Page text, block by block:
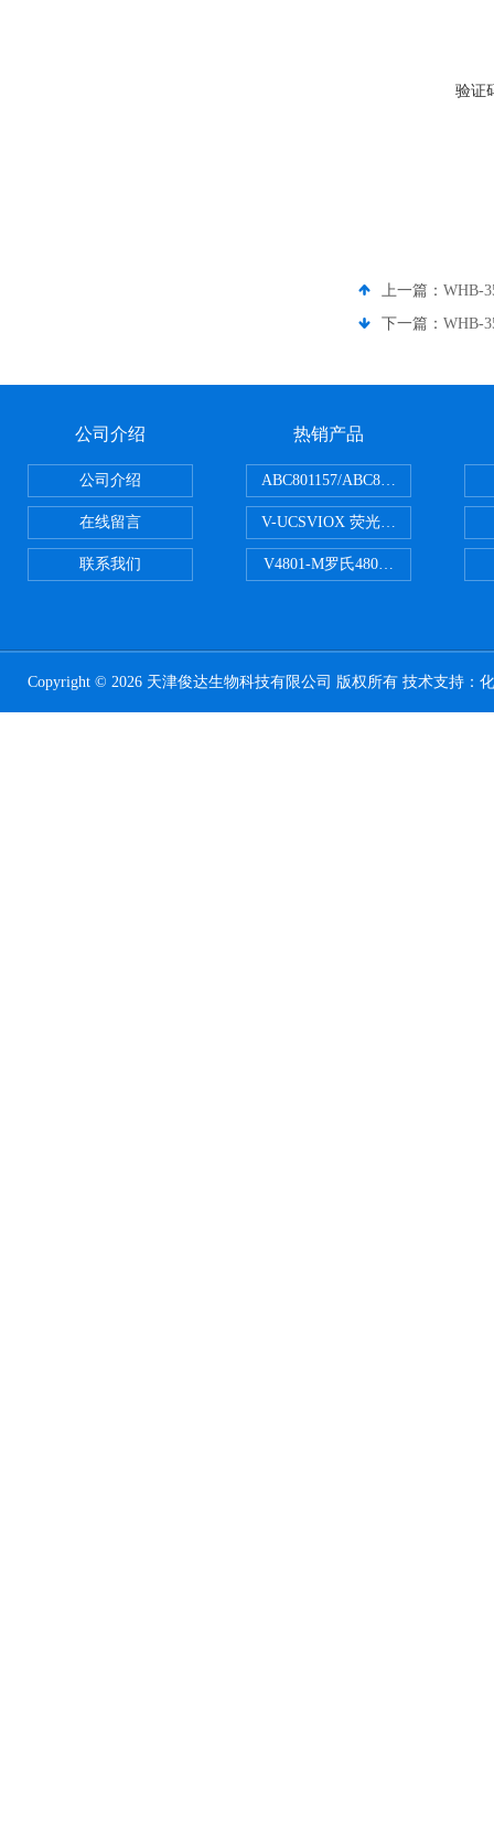
验证
上一篇： WHB-
下一篇： WHB-
公司介绍
公司介绍
在线留言
联系我们
热销产品
ABC801157/ABC801506ABC常规
V-UCSVIOX 荧光定量封板膜
V4801-M罗氏480适配96孔板 PCR
Copyright © 2026 天津俊达生物科技有限公司 版权所有 技术支持：